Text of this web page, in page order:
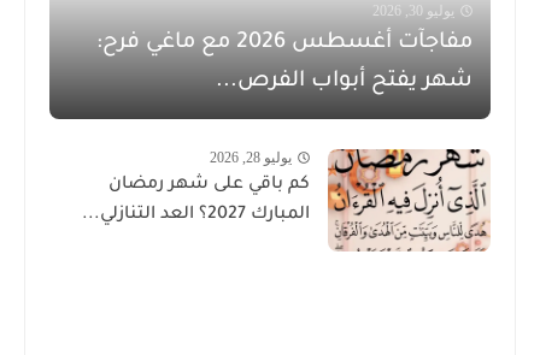
يوليو 30, 2026
مفاجآت أغسطس 2026 مع ماغي فرح:
شهر يفتح أبواب الفرص...
يوليو 28, 2026
كم باقي على شهر رمضان
المبارك 2027؟ العد التنازلي...